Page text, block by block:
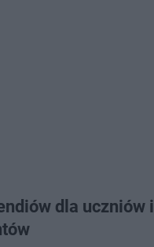
dla uczniów i